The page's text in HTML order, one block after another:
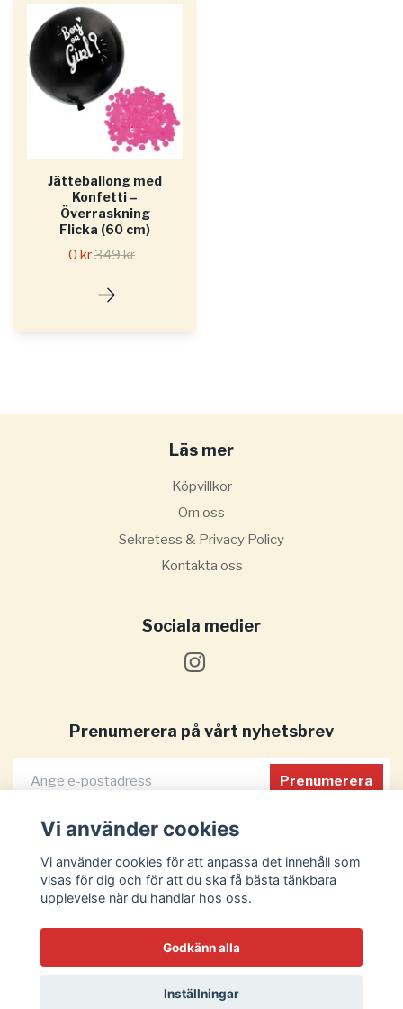
Jätteballong med
Konfetti –
Överraskning
Flicka (60 cm)
0 kr349 kr
Läs mer
Köpvillkor
Om oss
Sekretess & Privacy Policy
Kontakta oss
Sociala medier
Prenumerera på vårt nyhetsbrev
Prenumerera
© 2026 MaxParty
Vi använder cookies
Vi använder cookies för att anpassa det innehåll som
visas för dig och för att du ska få bästa tänkbara
upplevelse när du handlar hos oss.
Godkänn alla
Inställningar